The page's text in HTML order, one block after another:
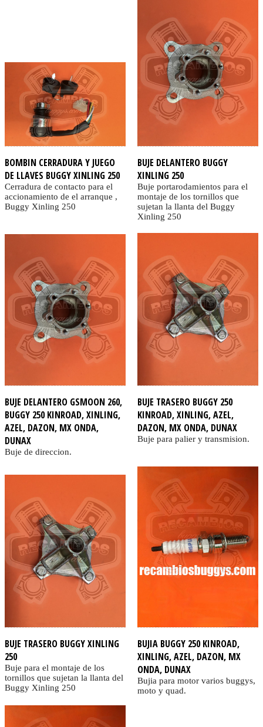
BOMBIN CERRADURA Y JUEGO
DE LLAVES BUGGY XINLING 250
Cerradura de contacto para el
accionamiento de el arranque ,
Buggy Xinling 250
BUJE DELANTERO BUGGY
XINLING 250
Buje portarodamientos para el
montaje de los tornillos que
sujetan la llanta del Buggy
Xinling 250
BUJE DELANTERO GSMOON 260,
BUGGY 250 KINROAD, XINLING,
AZEL, DAZON, MX ONDA,
DUNAX
Buje de direccion.
BUJE TRASERO BUGGY 250
KINROAD, XINLING, AZEL,
DAZON, MX ONDA, DUNAX
Buje para palier y transmision.
BUJE TRASERO BUGGY XINLING
250
Buje para el montaje de los
tornillos que sujetan la llanta del
Buggy Xinling 250
BUJIA BUGGY 250 KINROAD,
XINLING, AZEL, DAZON, MX
ONDA, DUNAX
Bujia para motor varios buggys,
moto y quad.